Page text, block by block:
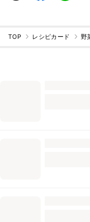
TOP レシピカード 野